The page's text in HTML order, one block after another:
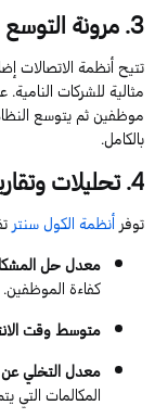
3. مرونة التوسع
تتيحأنظمة الاتصالات
مثالية للشركات
موظفينثم يتوسع
بالكامل.
4. تحليلات
توفرأنظمة الكول سنتر
معدل حل
كفاءة الموظفين.
متوسط وقت
معدل التخلي عن
المكالمات التي